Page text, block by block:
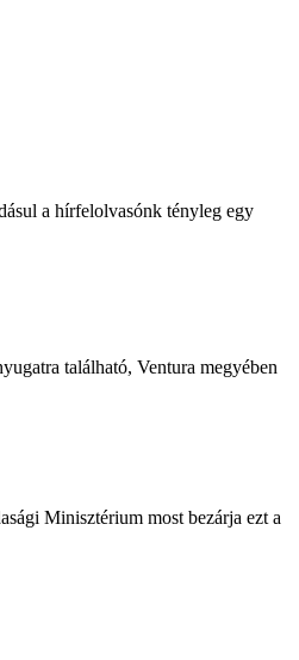
a hírfelolvasónk tényleg egy
található, Ventura megyében
Minisztérium most bezárja ezt a